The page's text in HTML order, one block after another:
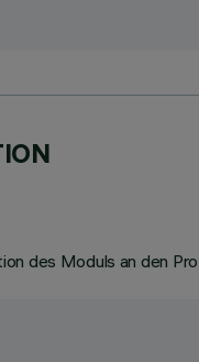
des Moduls an den